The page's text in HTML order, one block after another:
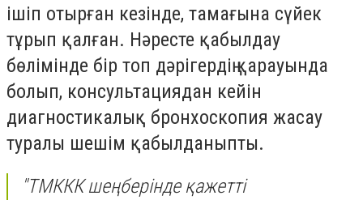
ішіп отырған кезінде, тамағына сүйек
тұрып қалған. Нәресте қабылдау
бөлімінде бір топ дәрігердің қарауында
болып, консультациядан кейін
диагностикалық бронхоскопия жасау
туралы шешім қабылданыпты.
"ТМККК шеңберінде қажетті